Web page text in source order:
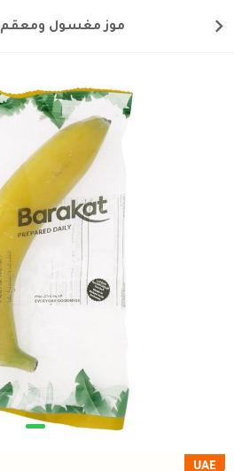
موز مغسول ومعقم 1 قطعة
UAE